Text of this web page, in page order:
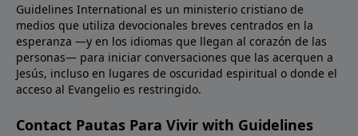
Guidelines International es un ministerio cristiano de
medios que utiliza devocionales breves centrados en la
esperanza —y en los idiomas que llegan al corazón de las
personas— para iniciar conversaciones que las acerquen a
Jesús, incluso en lugares de oscuridad espiritual o donde el
acceso al Evangelio es restringido.
Contact Pautas Para Vivir with Guidelines